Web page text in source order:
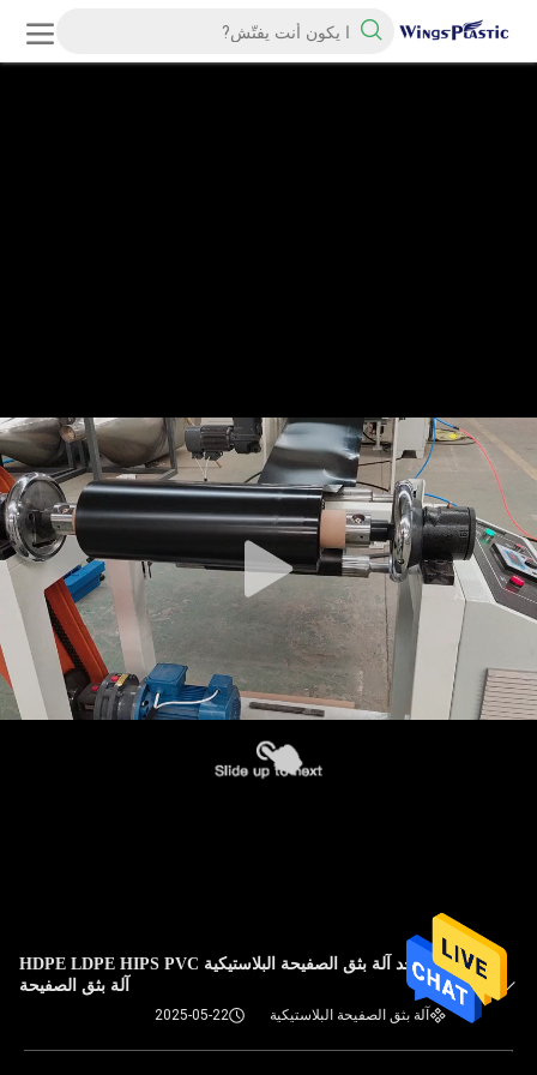
برغي واحد آلة بثق الصفيحة البلاستيكية HDPE LDPE HIPS PVC
آلة بثق الصفيحة
آلة بثق الصفيحة البلاستيكية 2025-05-22